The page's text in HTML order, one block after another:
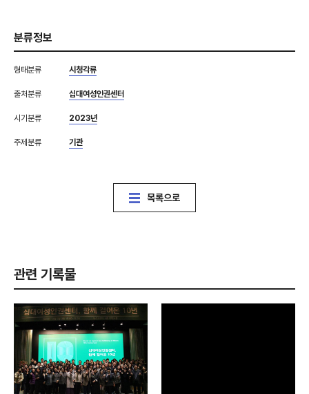
분류정보
형태분류 시청각류
출처분류 십대여성인권센터
시기분류 2023년
주제분류 기관
목록으로
관련 기록물